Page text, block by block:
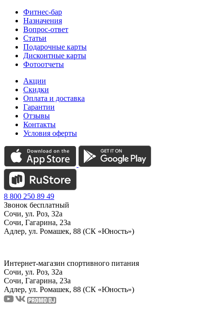
Фитнес-бар
Назначения
Вопрос-ответ
Статьи
Подарочные карты
Дисконтные карты
Фотоотчеты
Акции
Скидки
Оплата и доставка
Гарантии
Отзывы
Контакты
Условия оферты
8 800 250 89 49
Звонок бесплатный
Сочи, ул. Роз, 32а
Сочи, Гагарина, 23а
Адлер, ул. Ромашек, 88 (СК «Юность»)
Интернет-магазин спортивного питания
Сочи, ул. Роз, 32а
Сочи, Гагарина, 23а
Адлер, ул. Ромашек, 88 (СК «Юность»)